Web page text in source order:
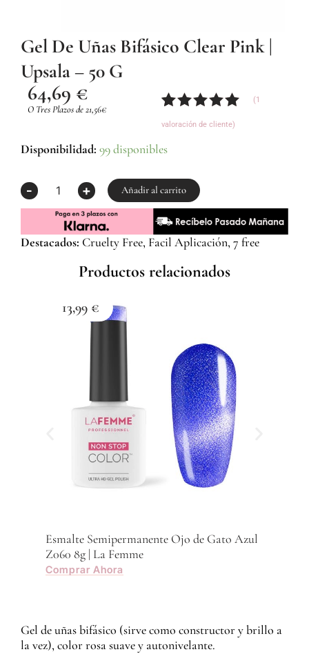
Gel De Uñas Bifásico Clear Pink |
Upsala – 50 G
64,69 €
O Tres Plazos de 21,56€
Valorado
5 en base
1
valoración
de un
cliente
(1
valoración de cliente)
Disponibilidad: 99 disponibles
-
Gel
Bifásico
Clear
Upsala
+ Añadir al carrito
Destacados: Cruelty Free, Facil Aplicación, 7 free
Productos relacionados
13,99 €
Esmalte Semipermanente Ojo de Gato Azul
Z060 8g | La Femme
Comprar Ahora
Gel de uñas bifásico (sirve como constructor y brillo a
la vez), color rosa suave y autonivelante.